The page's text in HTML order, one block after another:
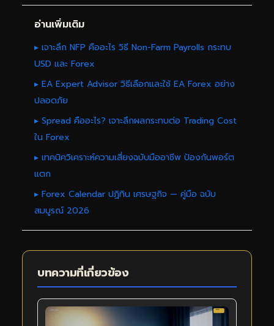
อ่านเพิ่มเติม
▸ เจาะลึก NFP คืออะไร วิธี Non-Farm Payrolls กระทบ
USD และ Forex
▸ EA Expert Advisor วิธีเลือกและใช้ EA Forex อย่าง
ปลอดภัย
▸ Spread คืออะไร? เจาะลึกผลกระทบต่อ Trading Cost
ใน Forex
▸ เทคนิควิเคราะห์ความเสี่ยงฉบับมืออาชีพ ป้องกันพอร์ต
แตก
▸ Forex Calendar ปฏิทิน เศรษฐกิจ — คู่มือ ฉบับ
สมบูรณ์ 2026
บทความที่เกี่ยวข้อง